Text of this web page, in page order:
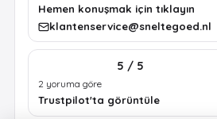
Hemen konuşmak için tıklayın
klantenservice@sneltegoed.nl
5 / 5
2 yoruma göre
Trustpilot'ta görüntüle